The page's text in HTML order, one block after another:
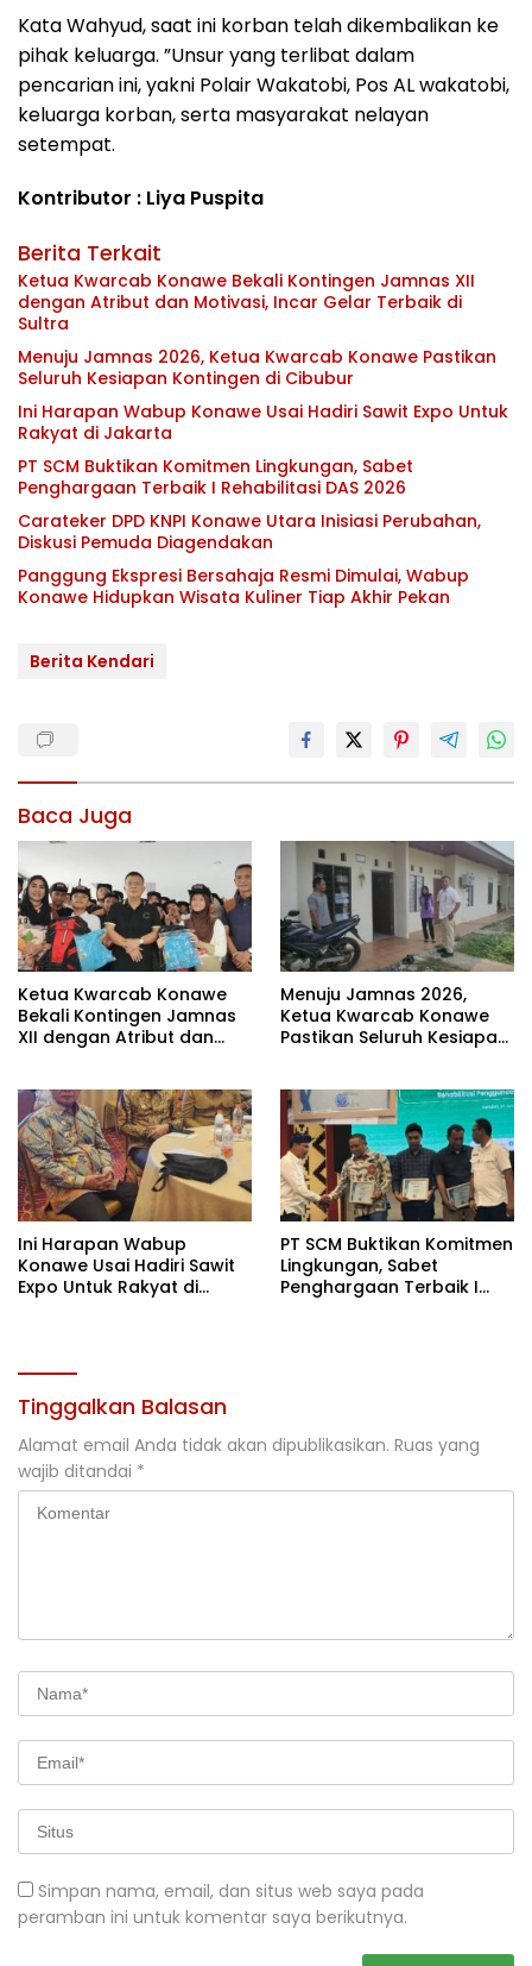
Kata Wahyud, saat ini korban telah dikembalikan ke
pihak keluarga. ”Unsur yang terlibat dalam
pencarian ini, yakni Polair Wakatobi, Pos AL wakatobi,
keluarga korban, serta masyarakat nelayan
setempat.
Kontributor : Liya Puspita
Berita Terkait
Ketua Kwarcab Konawe Bekali Kontingen Jamnas XII
dengan Atribut dan Motivasi, Incar Gelar Terbaik di
Sultra
Menuju Jamnas 2026, Ketua Kwarcab Konawe Pastikan
Seluruh Kesiapan Kontingen di Cibubur
Ini Harapan Wabup Konawe Usai Hadiri Sawit Expo Untuk
Rakyat di Jakarta
PT SCM Buktikan Komitmen Lingkungan, Sabet
Penghargaan Terbaik I Rehabilitasi DAS 2026
Carateker DPD KNPI Konawe Utara Inisiasi Perubahan,
Diskusi Pemuda Diagendakan
Panggung Ekspresi Bersahaja Resmi Dimulai, Wabup
Konawe Hidupkan Wisata Kuliner Tiap Akhir Pekan
Berita Kendari
Baca Juga
Ketua Kwarcab Konawe
Bekali Kontingen Jamnas
XII dengan Atribut dan
Menuju Jamnas 2026,
Ketua Kwarcab Konawe
Pastikan Seluruh Kesiapan
Ini Harapan Wabup
Konawe Usai Hadiri Sawit
Expo Untuk Rakyat di
PT SCM Buktikan Komitmen
Lingkungan, Sabet
Penghargaan Terbaik I
Tinggalkan Balasan
Alamat email Anda tidak akan dipublikasikan. Ruas yang
wajib ditandai *
Simpan nama, email, dan situs web saya pada
peramban ini untuk komentar saya berikutnya.